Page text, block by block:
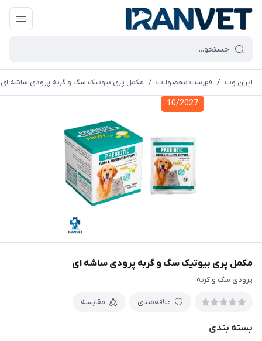
ایران وِت / فهرست محصولات / مکمل پری بیوتیک سگ و گربه پرودی ساشه ای
10/2027
مکمل پری بیوتیک سگ و گربه پرودی ساشه ای
پرودی سگ و گربه
علاقه‌مندی مقایسه
بسته بندی